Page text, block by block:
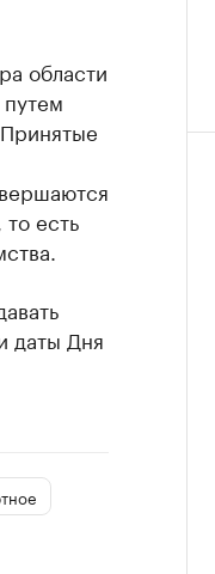
области
есть
даты Дня